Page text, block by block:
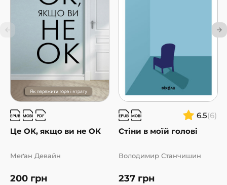
Це ОК, якщо ви не ОК
200 грн
Меґан Девайн
6.5(6)
Стіни в моїй голові
237 грн
Володимир Станчишин